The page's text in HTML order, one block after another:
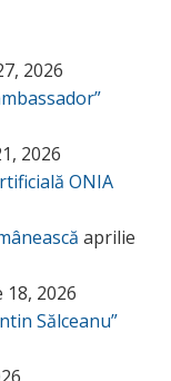
2026
2026
ONIA
aprilie
2026
Sălceanu”